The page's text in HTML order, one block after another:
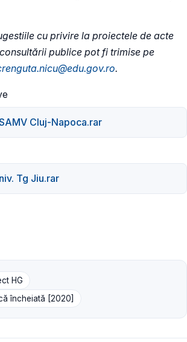
cu privire la proiectele de acte
publice pot fi trimise pe
.
Cluj-Napoca.rar
Tg Jiu.rar
HG
încheiată [2020]